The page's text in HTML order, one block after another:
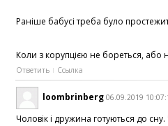
Раніше бабусі треба було
Коли з корупцією не бореться, або
Ответить Ссылка
loombrinberg 06.09.2019
Чоловік і дружина готуються до